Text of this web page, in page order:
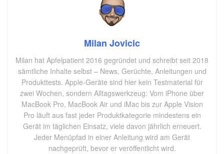
Milan Jovicic
Milan hat Apfelpatient 2016 gegründet und schreibt seit 2018
sämtliche Inhalte selbst – News, Gerüchte, Anleitungen und
Produkttests. Apple-Geräte sind hier kein Testmaterial für
zwei Wochen, sondern Alltagswerkzeug: Vom iPhone über
MacBook Pro, MacBook Air und iMac bis zur Apple Vision
Pro läuft aus fast jeder Produktkategorie mindestens ein
Gerät im täglichen Einsatz, viele davon jährlich erneuert.
Jeder Menüpfad in einer Anleitung wird am Gerät
nachgeprüft, bevor er veröffentlicht wird.